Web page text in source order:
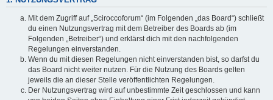
Mit dem Zugriff auf „Sciroccoforum“ (im Folgenden „das Board“) schließt
du einen Nutzungsvertrag mit dem Betreiber des Boards ab (im
Folgenden „Betreiber“) und erklärst dich mit den nachfolgenden
Regelungen einverstanden.
Wenn du mit diesen Regelungen nicht einverstanden bist, so darfst du
das Board nicht weiter nutzen. Für die Nutzung des Boards gelten
jeweils die an dieser Stelle veröffentlichten Regelungen.
Der Nutzungsvertrag wird auf unbestimmte Zeit geschlossen und kann